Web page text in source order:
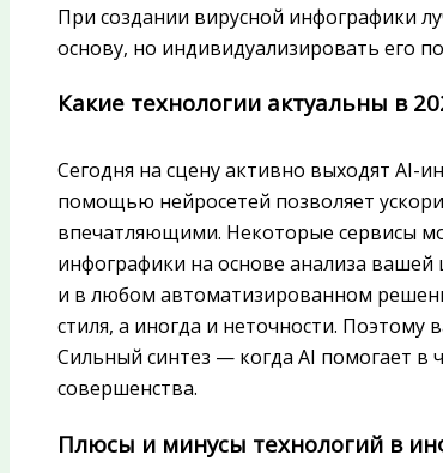
При создании вирусной инфографики
основу, но индивидуализировать его
Какие технологии актуальны в
Сегодня на сцену активно выходят AI-
помощью нейросетей позволяет
впечатляющими. Некоторые сервисы
инфографики на основе анализа
и в любом автоматизированном
стиля, а иногда и неточности.
Сильный синтез — когда AI помогает в
совершенства.
Плюсы и минусы технологий в